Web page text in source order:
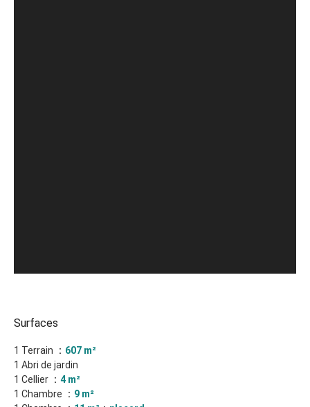
Surfaces
1 Terrain
607 m²
1 Abri de jardin
1 Cellier
4 m²
1 Chambre
9 m²